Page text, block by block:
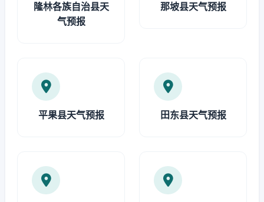
隆林各族自治县天
气预报
那坡县天气预报
平果县天气预报 田东县天气预报